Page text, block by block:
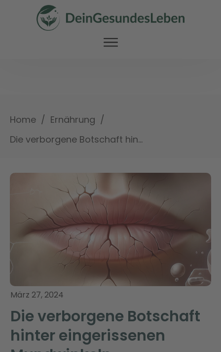
Home / Ernährung /
Die verborgene Botschaft hinter eingerissenen Mundwinkeln
März 27, 2024
Die verborgene Botschaft
hinter eingerissenen